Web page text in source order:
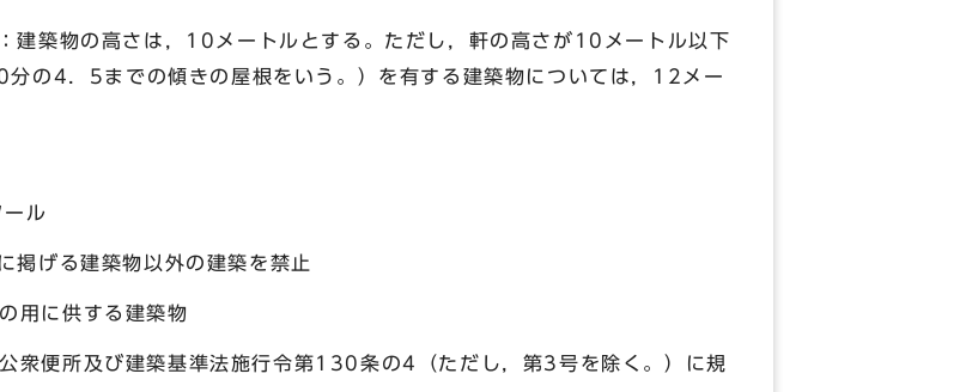
物の高さは，10メートルとする。ただし，軒の高さが10メートル以下
の4．5までの傾きの屋根をいう。）を有する建築物については，12メー
ル
げる建築物以外の建築を禁止
に供する建築物
所及び建築基準法施行令第130条の4（ただし，第3号を除く。）に規